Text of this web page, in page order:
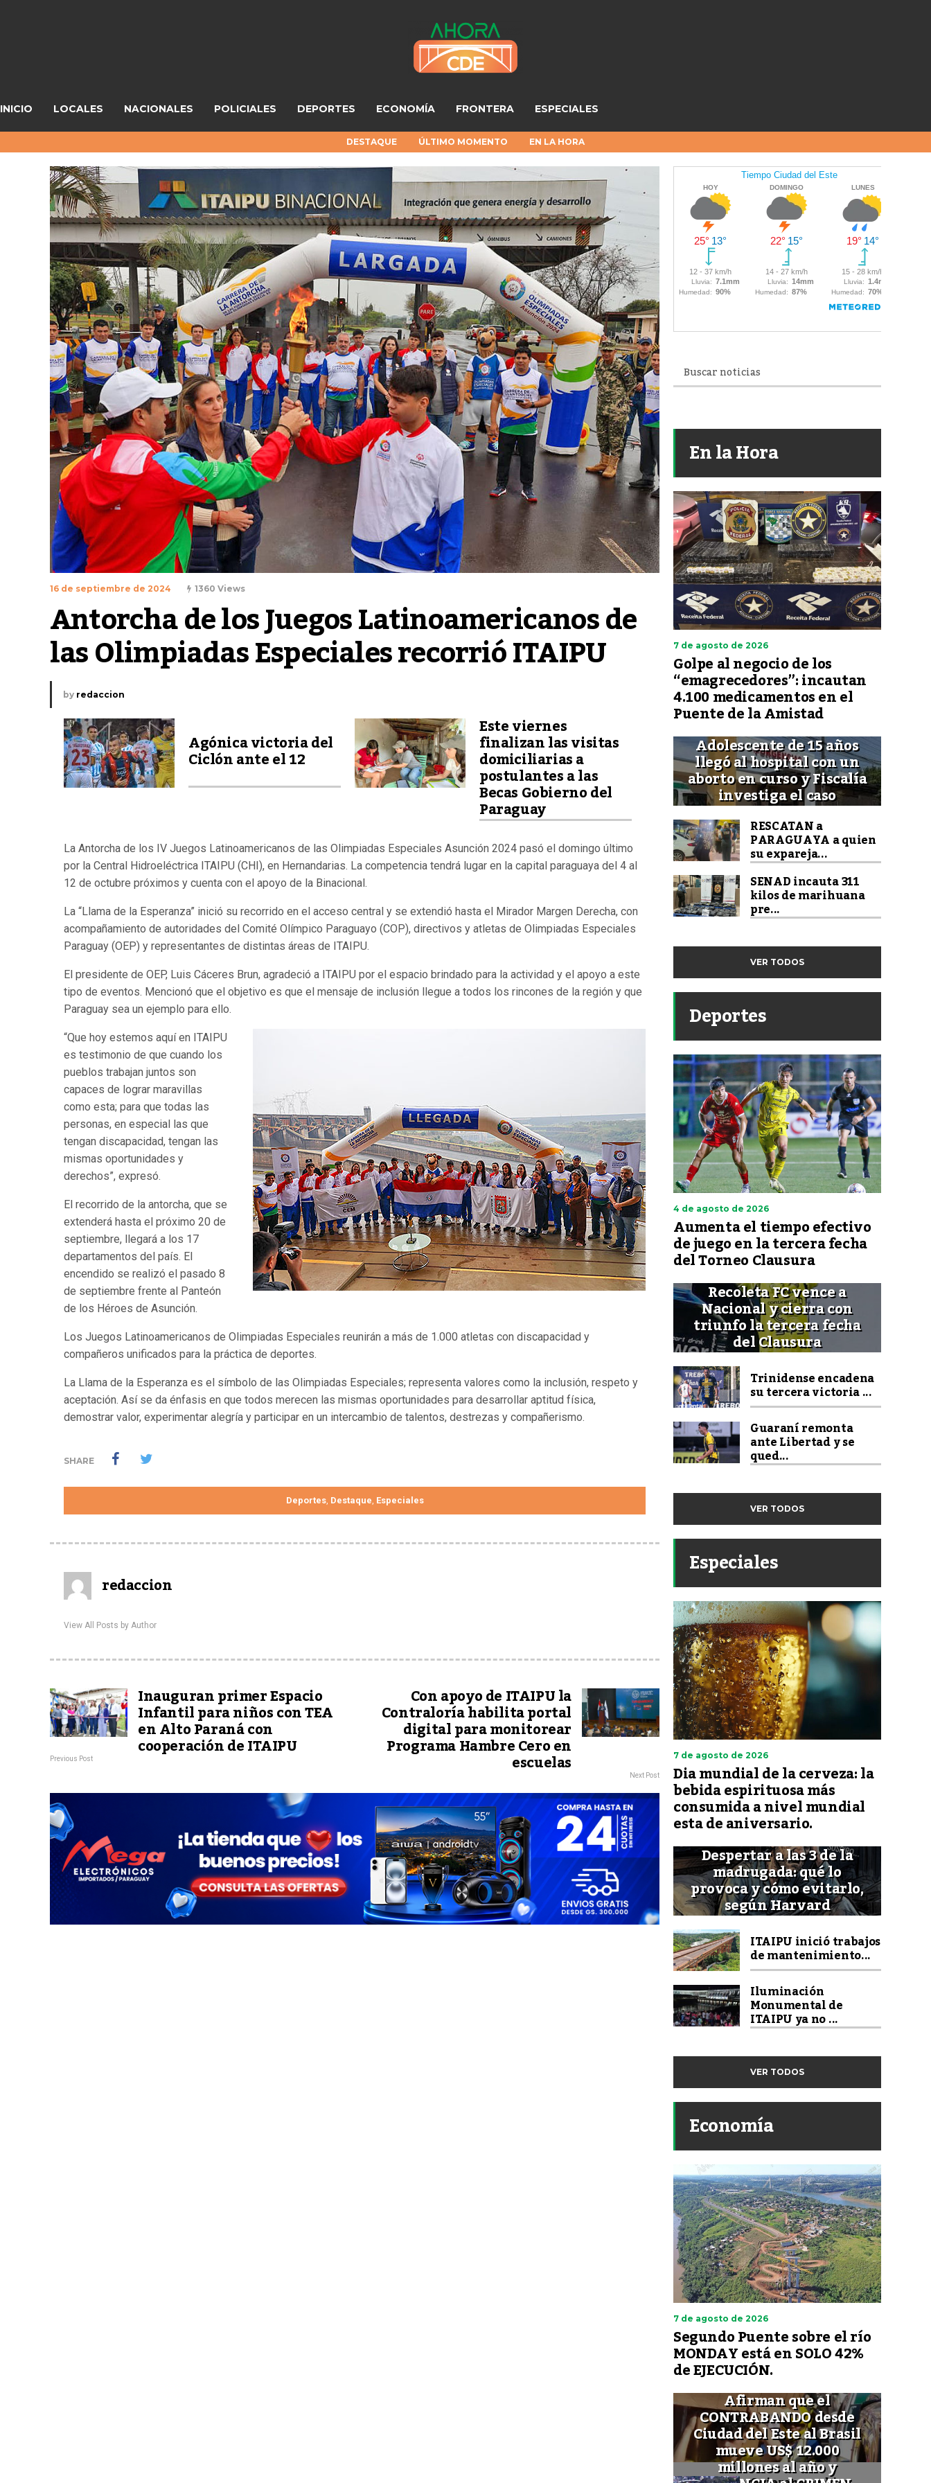
INICIO LOCALES NACIONALES POLICIALES DEPORTES ECONOMÍA FRONTERA ESPECIALES
DESTAQUE ÚLTIMO MOMENTO EN LA HORA
16 de septiembre de 2024 1360 Views
Antorcha de los Juegos Latinoamericanos de
las Olimpiadas Especiales recorrió ITAIPU
by redaccion
Agónica victoria del
Ciclón ante el 12
Este viernes
finalizan las visitas
domiciliarias a
postulantes a las
Becas Gobierno del
Paraguay
La Antorcha de los IV Juegos Latinoamericanos de las Olimpiadas Especiales Asunción 2024 pasó el domingo último
por la Central Hidroeléctrica ITAIPU (CHI), en Hernandarias. La competencia tendrá lugar en la capital paraguaya del 4 al
12 de octubre próximos y cuenta con el apoyo de la Binacional.
La “Llama de la Esperanza” inició su recorrido en el acceso central y se extendió hasta el Mirador Margen Derecha, con
acompañamiento de autoridades del Comité Olímpico Paraguayo (COP), directivos y atletas de Olimpiadas Especiales
Paraguay (OEP) y representantes de distintas áreas de ITAIPU.
El presidente de OEP, Luis Cáceres Brun, agradeció a ITAIPU por el espacio brindado para la actividad y el apoyo a este
tipo de eventos. Mencionó que el objetivo es que el mensaje de inclusión llegue a todos los rincones de la región y que
Paraguay sea un ejemplo para ello.
“Que hoy estemos aquí en ITAIPU
es testimonio de que cuando los
pueblos trabajan juntos son
capaces de lograr maravillas
como esta; para que todas las
personas, en especial las que
tengan discapacidad, tengan las
mismas oportunidades y
derechos”, expresó.
El recorrido de la antorcha, que se
extenderá hasta el próximo 20 de
septiembre, llegará a los 17
departamentos del país. El
encendido se realizó el pasado 8
de septiembre frente al Panteón
de los Héroes de Asunción.
Los Juegos Latinoamericanos de Olimpiadas Especiales reunirán a más de 1.000 atletas con discapacidad y
compañeros unificados para la práctica de deportes.
La Llama de la Esperanza es el símbolo de las Olimpiadas Especiales; representa valores como la inclusión, respeto y
aceptación. Así se da énfasis en que todos merecen las mismas oportunidades para desarrollar aptitud física,
demostrar valor, experimentar alegría y participar en un intercambio de talentos, destrezas y compañerismo.
SHARE
Deportes, Destaque Especiales
redaccion
View All Posts by Author
Inauguran primer Espacio
Infantil para niños con TEA
en Alto Paraná con
cooperación de ITAIPU
Previous Post
Con apoyo de ITAIPU la
Contraloría habilita portal
digital para monitorear
Programa Hambre Cero en
escuelas Next Post
En la Hora
7 de agosto de 2026
Golpe al negocio de los
“emagrecedores”: incautan
4.100 medicamentos en el
Puente de la Amistad
Adolescente de 15 años
llegó al hospital con un
aborto en curso y Fiscalía
investiga el caso
RESCATAN a
PARAGUAYA a quien
su expareja...
SENAD incauta 311
kilos de marihuana
pre...
VER TODOS
Deportes
4 de agosto de 2026
Aumenta el tiempo efectivo
de juego en la tercera fecha
del Torneo Clausura
Recoleta FC vence a
Nacional y cierra con
triunfo la tercera fecha
del Clausura
Trinidense encadena
su tercera victoria ...
Guaraní remonta
ante Libertad y se
qued...
VER TODOS
Especiales
7 de agosto de 2026
Dia mundial de la cerveza: la
bebida espirituosa más
consumida a nivel mundial
esta de aniversario.
Despertar a las 3 de la
madrugada: qué lo
provoca y cómo evitarlo,
según Harvard
ITAIPU inició trabajos
de mantenimiento...
Iluminación
Monumental de
ITAIPU ya no ...
VER TODOS
Economía
7 de agosto de 2026
Segundo Puente sobre el río
MONDAY está en SOLO 42%
de EJECUCIÓN.
Afirman que el
CONTRABANDO desde
Ciudad del Este al Brasil
mueve US$ 12.000
millones al año y